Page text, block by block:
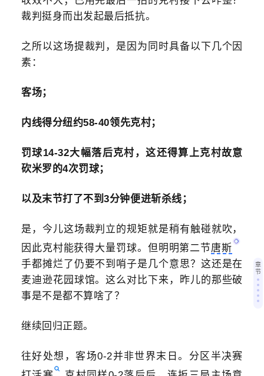
裁判挺身而出发起最后抵抗。
之所以这场提裁判，是因为同时具备以下几个因
素：
客场；
内线得分纽约58-40领先克村；
罚球14-32大幅落后克村，这还得算上克村故意
砍米罗的4次罚球；
以及末节打了不到3分钟便进斩杀线；
是，今儿这场裁判立的规矩就是稍有触碰就吹，
因此克村能获得大量罚球。但明明第二节唐斯
手都摊烂了仍要不到哨子是几个意思？这还是在
麦迪逊花园球馆。这么对比下来，昨儿的那些破
事是不是都不算啥了？
继续回归正题。
往好处想，客场0-2并非世界末日。分区半决赛
章
节